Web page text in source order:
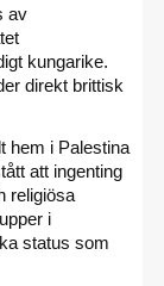
av
kungarike.
direkt brittisk
hem i Palestina
att ingenting
religiösa
i
status som